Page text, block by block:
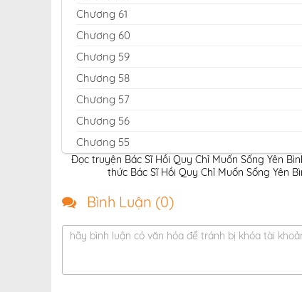
Chương 61
Chương 60
Chương 59
Chương 58
Chương 57
Chương 56
Chương 55
Chương 54
Chương 52
Chương 51
Đọc truyện Bác Sĩ Hồi Quy Chỉ Muốn Sống Yên
thức Bác Sĩ Hồi Quy Chỉ Muốn Sống Yên
Bình Luận (0)
hãy bình luận có văn hóa để tránh bị khóa tài